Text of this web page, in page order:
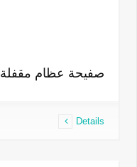
صفيحة عظام مقفلة 1/3 انبوبية
Details